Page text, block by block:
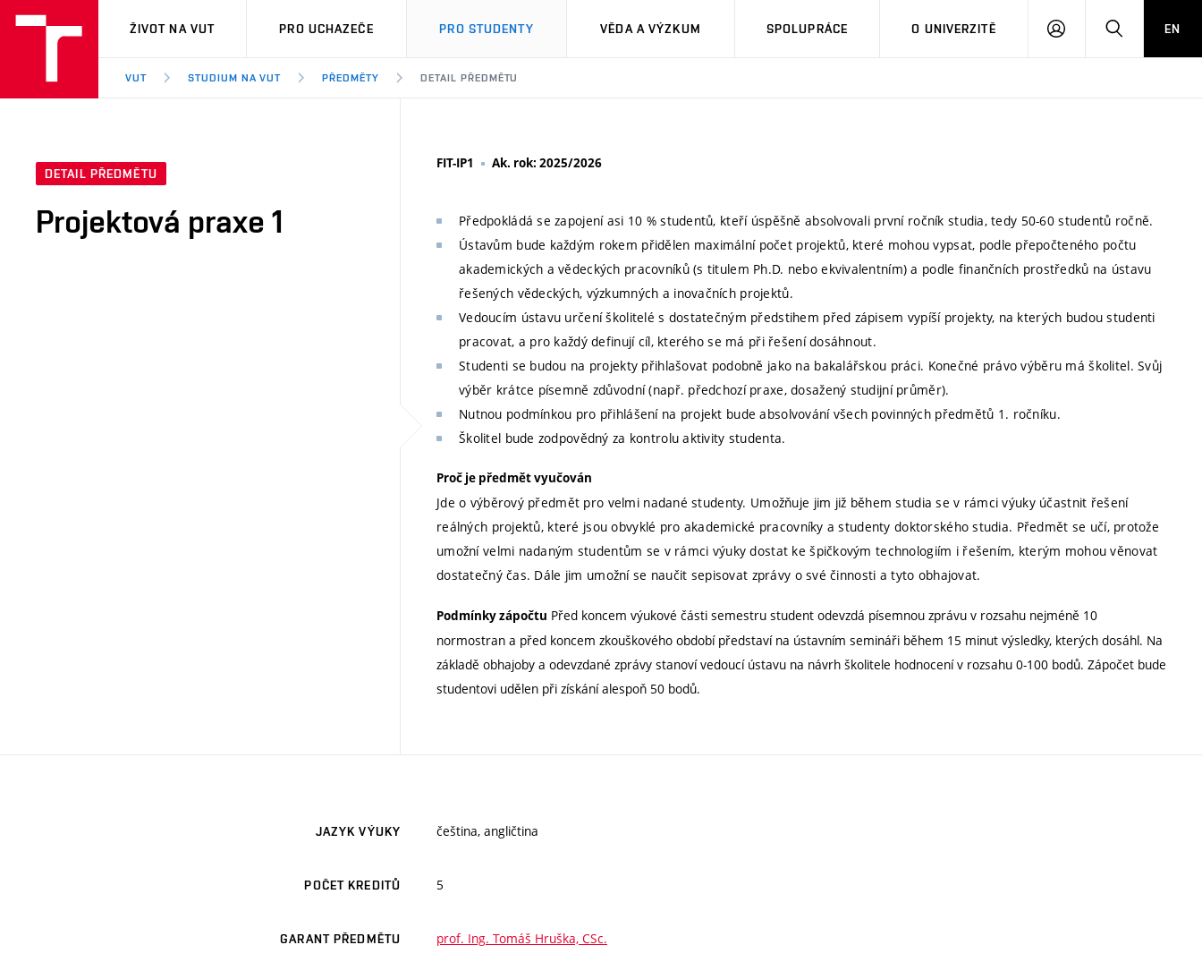
VUT
ŽIVOT NA VUT PRO UCHAZEČE PRO STUDENTY VĚDA A VÝZKUM SPOLUPRÁCE O UNIVERZITĚ
PŘIHLÁSIT HLEDATEN
VUT STUDIUM NA VUT PŘEDMĚTY DETAIL PŘEDMĚTU
DETAIL PŘEDMĚTU
Projektová praxe 1
FIT-IP1 Ak. rok: 2025/2026
Předpokládá se zapojení asi 10 % studentů, kteří úspěšně absolvovali první ročník studia, tedy 50-60 studentů ročně.
Ústavům bude každým rokem přidělen maximální počet projektů, které mohou vypsat, podle přepočteného počtu
akademických a vědeckých pracovníků (s titulem Ph.D. nebo ekvivalentním) a podle finančních prostředků na ústavu
řešených vědeckých, výzkumných a inovačních projektů.
Vedoucím ústavu určení školitelé s dostatečným předstihem před zápisem vypíší projekty, na kterých budou studenti
pracovat, a pro každý definují cíl, kterého se má při řešení dosáhnout.
Studenti se budou na projekty přihlašovat podobně jako na bakalářskou práci. Konečné právo výběru má školitel. Svůj
výběr krátce písemně zdůvodní (např. předchozí praxe, dosažený studijní průměr).
Nutnou podmínkou pro přihlášení na projekt bude absolvování všech povinných předmětů 1. ročníku.
Školitel bude zodpovědný za kontrolu aktivity studenta.
Proč je předmět vyučován
Jde o výběrový předmět pro velmi nadané studenty. Umožňuje jim již během studia se v rámci výuky účastnit řešení
reálných projektů, které jsou obvyklé pro akademické pracovníky a studenty doktorského studia. Předmět se učí, protože
umožní velmi nadaným studentům se v rámci výuky dostat ke špičkovým technologiím i řešením, kterým mohou věnovat
dostatečný čas. Dále jim umožní se naučit sepisovat zprávy o své činnosti a tyto obhajovat.
Podmínky zápočtu Před koncem výukové části semestru student odevzdá písemnou zprávu v rozsahu nejméně 10
normostran a před koncem zkouškového období představí na ústavním semináři během 15 minut výsledky, kterých dosáhl. Na
základě obhajoby a odevzdané zprávy stanoví vedoucí ústavu na návrh školitele hodnocení v rozsahu 0-100 bodů. Zápočet bude
studentovi udělen při získání alespoň 50 bodů.
JAZYK VÝUKY čeština, angličtina
POČET KREDITŮ 5
GARANT PŘEDMĚTU prof. Ing. Tomáš Hruška, CSc.